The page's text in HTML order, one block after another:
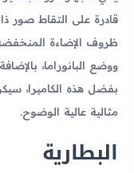
قادرة على التقاط
بفضل هذه الكاميرا،
مثالية عالية الوضوح.
البطارية